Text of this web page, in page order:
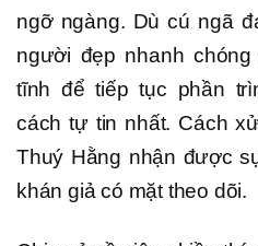
ngỡ ngàng. Dù cú ngã
người đẹp nhanh
tĩnh để tiếp tục phần
cách tự tin nhất. Cách
Thuý Hằng nhận được
khán giả có mặt theo dõi.